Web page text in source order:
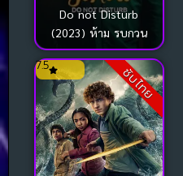
Do not Disturb
(2023) ห้าม รบกวน
ซับไทย
7.5